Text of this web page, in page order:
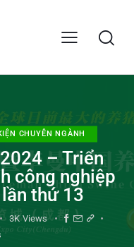
CHUYÊN NGÀNH
– Triển
công nghiệp
thứ 13
3K Views